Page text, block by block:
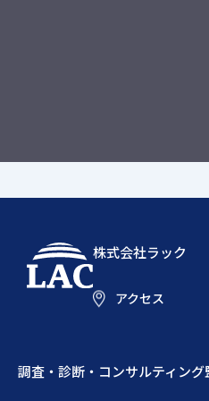
株式会社ラック
アクセス
調査・診断・コンサルティング